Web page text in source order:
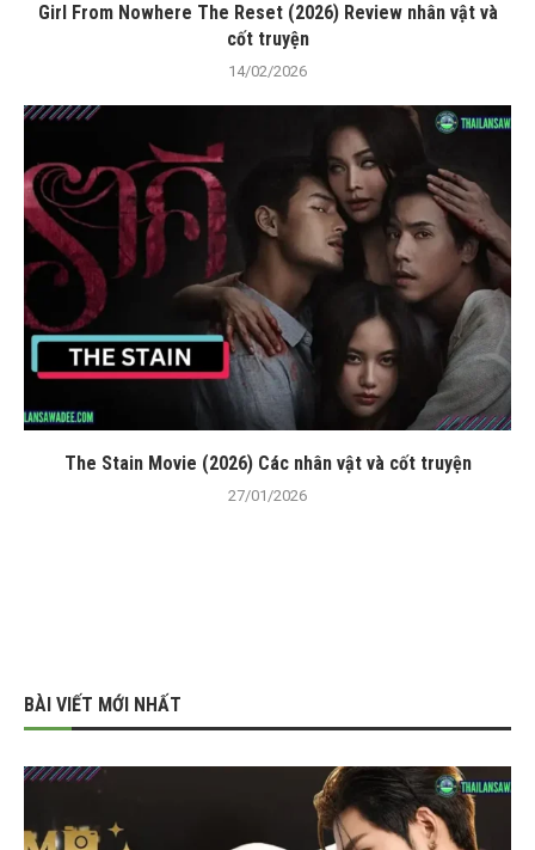
Girl From Nowhere The Reset (2026) Review nhân vật và
cốt truyện
14/02/2026
The Stain Movie (2026) Các nhân vật và cốt truyện
27/01/2026
BÀI VIẾT MỚI NHẤT